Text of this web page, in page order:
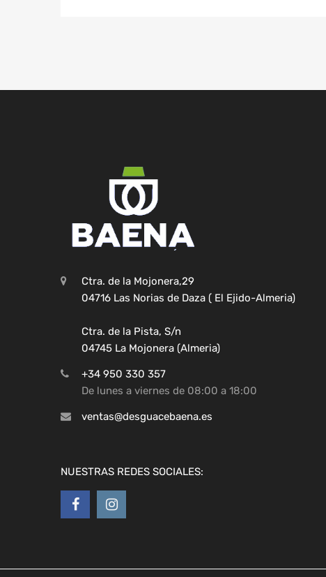
Ctra. de la Mojonera,29
04716 Las Norias de Daza ( El Ejido-Almeria)
Ctra. de la Pista, S/n
04745 La Mojonera (Almeria)
+34 950 330 357
De lunes a viernes de 08:00 a 18:00
ventas@desguacebaena.es
NUESTRAS REDES SOCIALES: